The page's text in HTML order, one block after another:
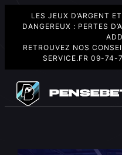
LES JEUX D’ARGENT
DANGEREUX : PERTES
RETROUVEZ NOS
SERVICE.FR 09-74-
contenu